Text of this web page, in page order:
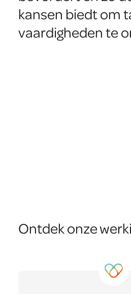
kansen biedt om
vaardigheden te
Ontdek onze